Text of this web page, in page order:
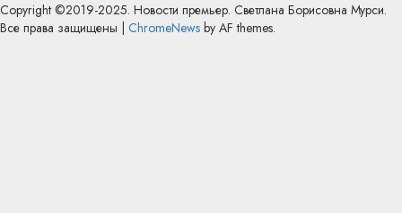
Copyright ©2019-2025. Новости премьер. Светлана Борисовна Мурси.
Все права защищены
ChromeNews by AF themes.